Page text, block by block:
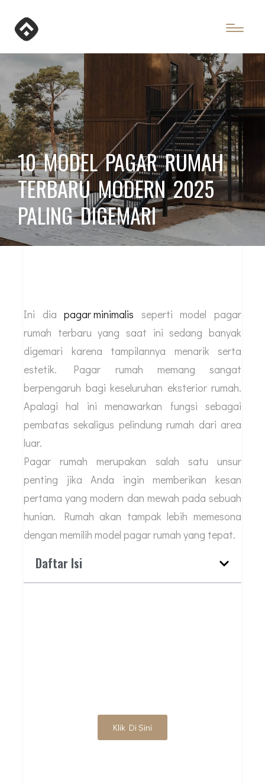
10 MODEL PAGAR RUMAH
TERBARU MODERN 2025
PALING DIGEMARI
Ini diapagar minimalis seperti model pagar
rumah terbaru yang saat ini sedang banyak
digemari karena tampilannya menarik serta
estetik. Pagar rumah memang sangat
berpengaruh bagi keseluruhan eksterior rumah.
Apalagi hal ini menawarkan fungsi sebagai
pembatas sekaligus pelindung rumah dari area
luar.
Pagar rumah merupakan salah satu unsur
penting jika Anda ingin memberikan kesan
pertama yang modern dan mewah pada sebuah
hunian. Rumah akan tampak lebih memesona
dengan memilih model pagar rumah yang tepat.
Daftar Isi
Klik Di Sini